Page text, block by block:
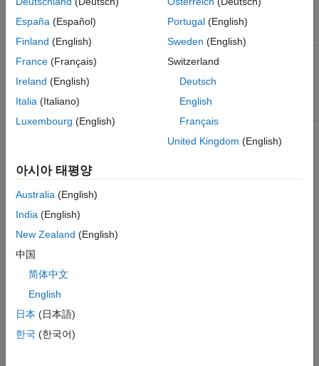
Microsoft®
Windows
동적 링크
라이브러리 파일
.dll
Linux 공유 오브젝트 파일
라이브러리
공유 라이브러리는 라이브러리에 있는 함수의시그니처를
프로토타입은 함수 이름 및 함수가 갖는 파라미터의 개수 및
파일의 전체 경로를 지정하십시오.
MATLAB에서 지원하는 C 컴파일러가 설치되어 있어야 합니다.
지원되는 컴파일러의 최신 목록을 보려면
컴파일러
MATLAB은 명령줄 인터페이스를 통해 외부 공유 라이브러리에
내장된 C 루틴에 액세스합니다. 사용자는 이러한 인터페이스를
통하여 외부 라이브러리를 MATLAB 메모리로 불러오고
라이브러리에 있는 함수에 액세스할 수 있습니다. 두 언어 환경 간
España (Español)
Finland (English)
France (Français)
Ireland (English)
Italia (Italiano)
Luxembourg (English)
Portugal(English)
Sweden (English)
Switzerland
Deutsch
English
Français
United Kingdom (English)
아시아 태평양
Australia (English)
India (English)
New Zealand (English)
中国
简体中文
English
日本 (日本語)
한국 (한국어)